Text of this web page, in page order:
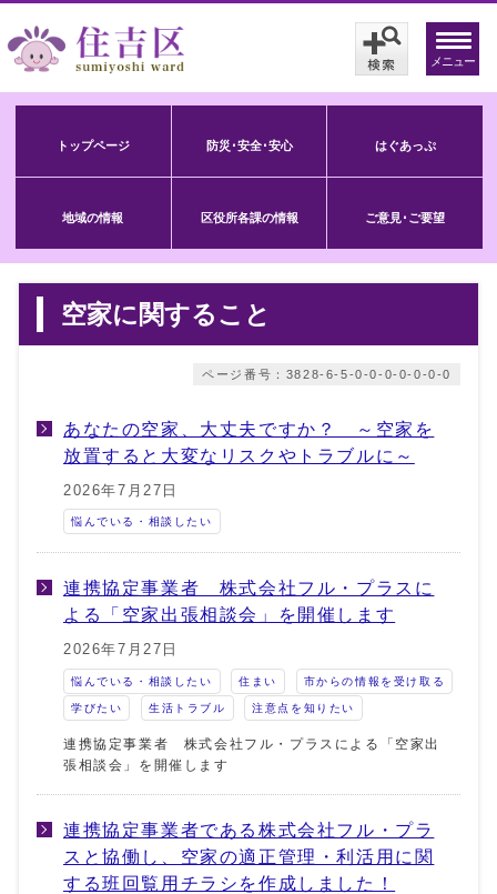
メニュー
トップページ 防災･安全･安心 はぐあっぷ
地域の情報 区役所各課の情報 ご意見･ご要望
空家に関すること
ページ番号：3828-6-5-0-0-0-0-0-0-0
あなたの空家、大丈夫ですか？ ～空家を
放置すると大変なリスクやトラブルに～
2026年7月27日
悩んでいる・相談したい
連携協定事業者 株式会社フル・プラスに
よる「空家出張相談会」を開催します
2026年7月27日
悩んでいる・相談したい 住まい 市からの情報を受け取る
学びたい 生活トラブル 注意点を知りたい
連携協定事業者 株式会社フル・プラスによる「空家出
張相談会」を開催します
連携協定事業者である株式会社フル・プラ
スと協働し、空家の適正管理・利活用に関
する班回覧用チラシを作成しました！